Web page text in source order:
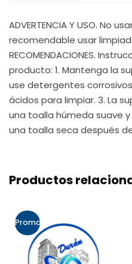
ADVERTENCIA Y USO. No
recomendable usar
RECOMENDACIONES.
producto: 1. Mantenga la
use detergentes
ácidos para limpiar. 3. La
una toalla húmeda suave
una toalla seca después
Productos
Promo!